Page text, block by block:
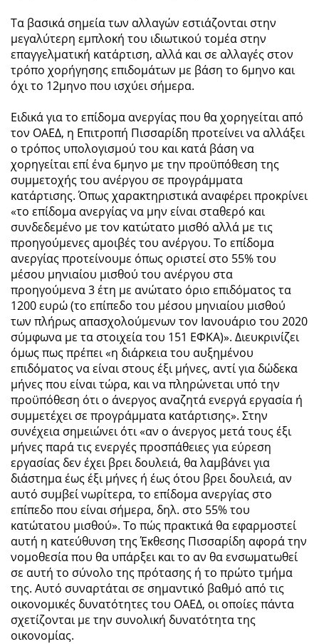
Τα βασικά σημεία των αλλαγών εστιάζονται στην
μεγαλύτερη εμπλοκή του ιδιωτικού τομέα στην
επαγγελματική κατάρτιση, αλλά και σε αλλαγές στον
τρόπο χορήγησης επιδομάτων με βάση το 6μηνο και
όχι το 12μηνο που ισχύει σήμερα.
Ειδικά για το επίδομα ανεργίας που θα χορηγείται από
τον ΟΑΕΔ, η Επιτροπή Πισσαρίδη προτείνει να αλλάξει
ο τρόπος υπολογισμού του και κατά βάση να
χορηγείται επί ένα 6μηνο με την προϋπόθεση της
συμμετοχής του ανέργου σε προγράμματα
κατάρτισης. Όπως χαρακτηριστικά αναφέρει προκρίνει
«το επίδομα ανεργίας να μην είναι σταθερό και
συνδεδεμένο με τον κατώτατο μισθό αλλά με τις
προηγούμενες αμοιβές του ανέργου. Το επίδομα
ανεργίας προτείνουμε όπως οριστεί στο 55% του
μέσου μηνιαίου μισθού του ανέργου στα
προηγούμενα 3 έτη με ανώτατο όριο επιδόματος τα
1200 ευρώ (το επίπεδο του μέσου μηνιαίου μισθού
των πλήρως απασχολούμενων τον Ιανουάριο του 2020
σύμφωνα με τα στοιχεία του 151 ΕΦΚΑ)». Διευκρινίζει
όμως πως πρέπει «η διάρκεια του αυξημένου
επιδόματος να είναι στους έξι μήνες, αντί για δώδεκα
μήνες που είναι τώρα, και να πληρώνεται υπό την
προϋπόθεση ότι ο άνεργος αναζητά ενεργά εργασία ή
συμμετέχει σε προγράμματα κατάρτισης». Στην
συνέχεια σημειώνει ότι «αν ο άνεργος μετά τους έξι
μήνες παρά τις ενεργές προσπάθειες για εύρεση
εργασίας δεν έχει βρει δουλειά, θα λαμβάνει για
διάστημα έως έξι μήνες ή έως ότου βρει δουλειά, αν
αυτό συμβεί νωρίτερα, το επίδομα ανεργίας στο
επίπεδο που είναι σήμερα, δηλ. στο 55% του
κατώτατου μισθού». Το πώς πρακτικά θα εφαρμοστεί
αυτή η κατεύθυνση της Έκθεσης Πισσαρίδη αφορά την
νομοθεσία που θα υπάρξει και το αν θα ενσωματωθεί
σε αυτή το σύνολο της πρότασης ή το πρώτο τμήμα
της. Αυτό συναρτάται σε σημαντικό βαθμό από τις
οικονομικές δυνατότητες του ΟΑΕΔ, οι οποίες πάντα
σχετίζονται με την συνολική δυνατότητα της
οικονομίας.